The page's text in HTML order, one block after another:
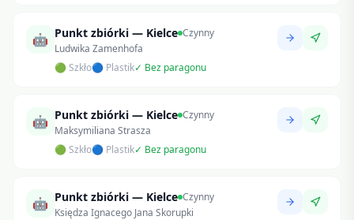
🤖 Punkt zbiórki — Kielce Czynny
Ludwika Zamenhofa
🟢 Szkło🔵 Plastik✓ Bez paragonu
🤖 Punkt zbiórki — Kielce Czynny
Maksymiliana Strasza
🟢 Szkło🔵 Plastik✓ Bez paragonu
🤖 Punkt zbiórki — Kielce Czynny
Księdza Ignacego Jana Skorupki